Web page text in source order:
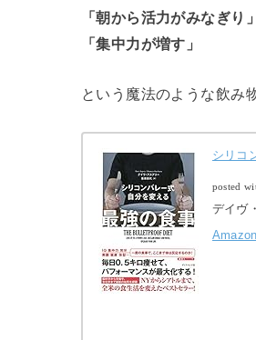
「朝から活力がみなぎり」
「集中力が増す」
という魔法のような飲み
シリコ
posted
デイヴ
Amazon